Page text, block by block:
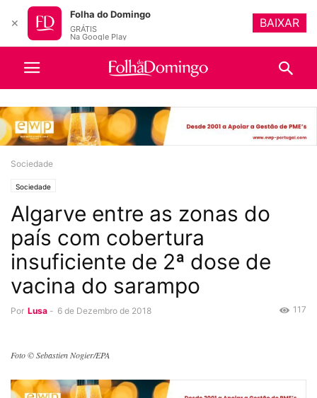
Sociedade
Sociedade
Algarve entre as zonas do
país com cobertura
insuficiente de 2ª dose de
vacina do sarampo
Por Lusa - 6 de Dezembro de 2018 117
Foto © Sebastien Nogier/EPA
✕
Folha do Domingo
GRÁTIS
Na Google Play
BAIXAR